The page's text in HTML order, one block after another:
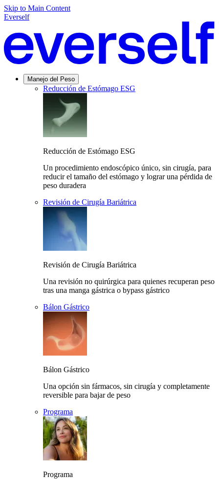
Skip to Main Content
Everself
Manejo del Peso
Reducción de Estómago ESG
Reducción de Estómago ESG
Un procedimiento endoscópico único, sin cirugía, para
reducir el tamaño del estómago y lograr una pérdida de
peso duradera
Revisión de Cirugía Bariátrica
Revisión de Cirugía Bariátrica
Una revisión no quirúrgica para quienes recuperan peso
tras una manga gástrica o bypass gástrico
Bálon Gástrico
Bálon Gástrico
Una opción sin fármacos, sin cirugía y completamente
reversible para bajar de peso
Programa
Programa